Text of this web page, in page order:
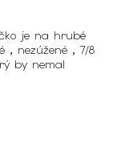
je na hrubé
, nezúžené , 7/8
by nemal